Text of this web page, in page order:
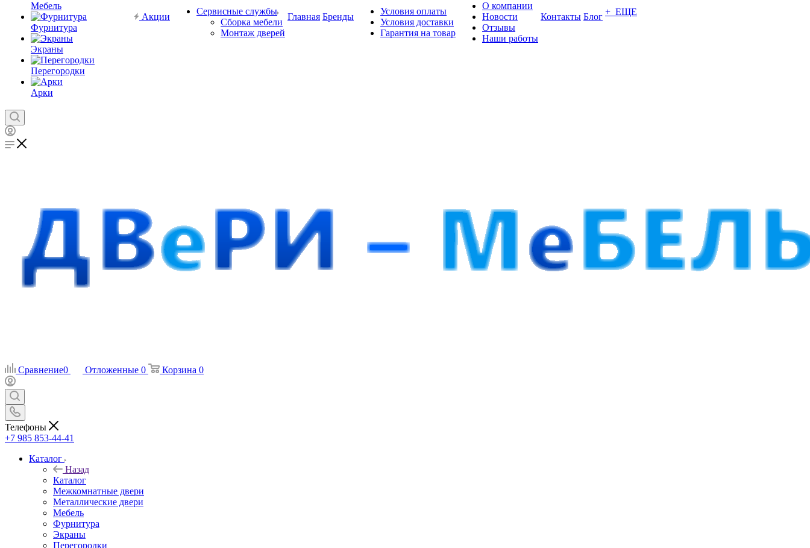
Мебель
Фурнитура
Экраны
Перегородки
Арки
Акции
Сервисные службы
Сборка мебели
Монтаж дверей
Главная Бренды
Условия оплаты
Условия доставки
Гарантия на товар
О компании
Новости
Отзывы
Наши работы
Контакты Блог + ЕЩЕ
Сравнение0 Отложенные 0 Корзина 0
Телефоны
+7 985 853-44-41
Каталог
Назад
Каталог
Межкомнатные двери
Металлические двери
Мебель
Фурнитура
Экраны
Перегородки